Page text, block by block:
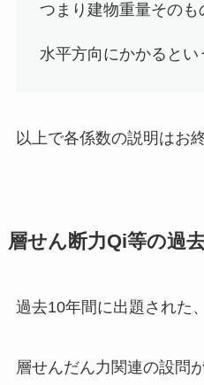
つまり建物重量その
水平方向にかかるとい
以上で各係数の説明はお
層せん断力Qi等の過
過去10年間に出題された、
層せんだん力関連の設問